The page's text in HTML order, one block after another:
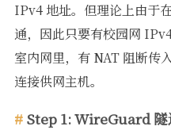
IPv4 地址。但理论上由于
通，因此只要有校园网
室内网里，有 NAT 阻断传
连接供网主机。
Step 1: WireGuard 隧